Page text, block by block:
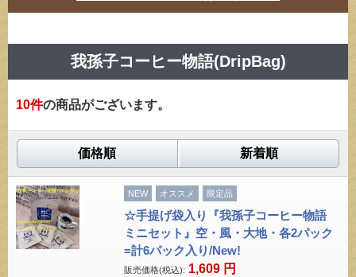
我孫子コーヒー物語(DripBag)
10件の商品がございます。
価格順 新着順
NEW オススメ 限定品
☆手提げ袋入り『我孫子コーヒー物語
ミニセット』空・風・大地・各2パック
=計6パック入り/New!
販売価格(税込): 1,609 円